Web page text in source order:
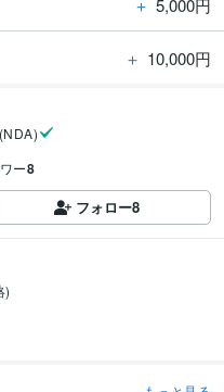
＋ 10,000円
ー8
フォロー8
)